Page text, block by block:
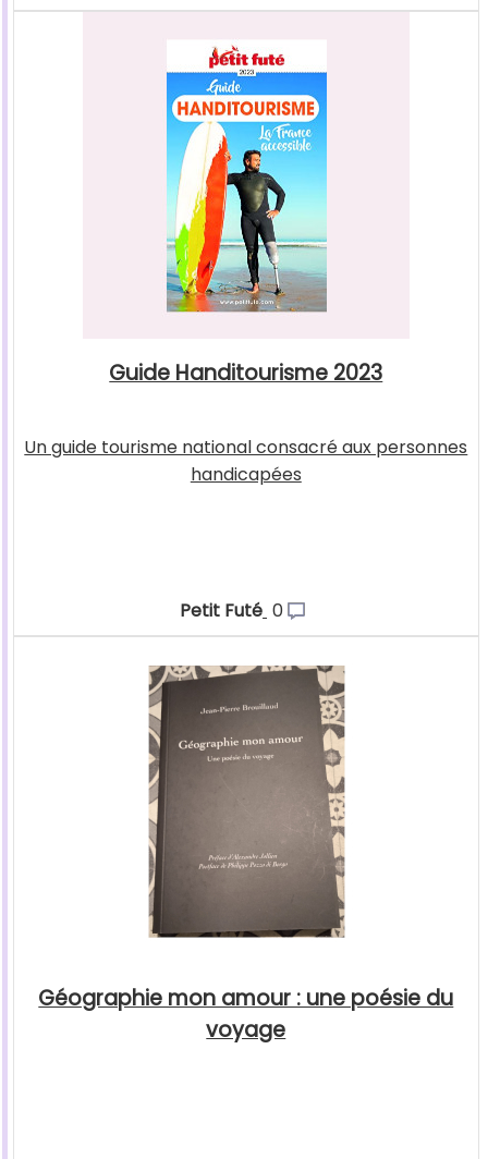
Guide Handitourisme 2023
Un guide tourisme national consacré aux personnes
handicapées
Petit Futé 0
Géographie mon amour : une poésie du
voyage